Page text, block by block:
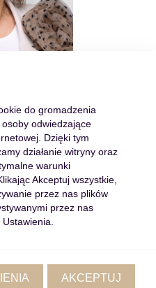
Arnal
Advisor
08 08 68
do gromadzenia
odwiedzające
Dzięki tym
działanie witryny oraz
warunki
Akceptuj wszystkie,
przez nas plików
przez nas
AKCEPTUJ